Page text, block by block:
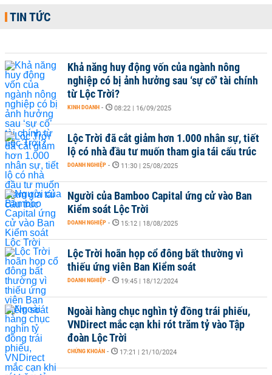
TIN TỨC
Khả năng huy động vốn của ngành nông
nghiệp có bị ảnh hưởng sau ‘sự cố’ tài chính
từ Lộc Trời?
KINH DOANH - 08:22 | 16/09/2025
Lộc Trời đã cắt giảm hơn 1.000 nhân sự, tiết
lộ có nhà đầu tư muốn tham gia tái cấu trúc
DOANH NGHIỆP - 11:30 | 25/08/2025
Người của Bamboo Capital ứng cử vào Ban
Kiểm soát Lộc Trời
DOANH NGHIỆP - 15:12 | 18/08/2025
Lộc Trời hoãn họp cổ đông bất thường vì
thiếu ứng viên Ban Kiểm soát
DOANH NGHIỆP - 19:45 | 18/12/2024
Ngoài hàng chục nghìn tỷ đồng trái phiếu,
VNDirect mắc cạn khi rót trăm tỷ vào Tập
đoàn Lộc Trời
CHỨNG KHOÁN - 17:21 | 21/10/2024